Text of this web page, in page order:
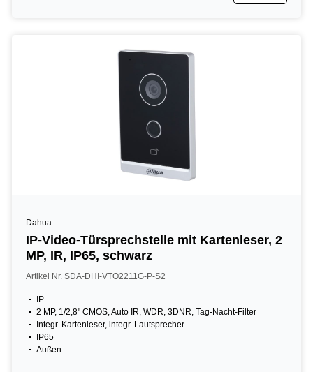
Dahua
IP-Video-Türsprechstelle mit Kartenleser, 2
MP, IR, IP65, schwarz
Artikel Nr. SDA-DHI-VTO2211G-P-S2
IP
2 MP, 1/2,8" CMOS, Auto IR, WDR, 3DNR, Tag-Nacht-Filter
Integr. Kartenleser, integr. Lautsprecher
IP65
Außen